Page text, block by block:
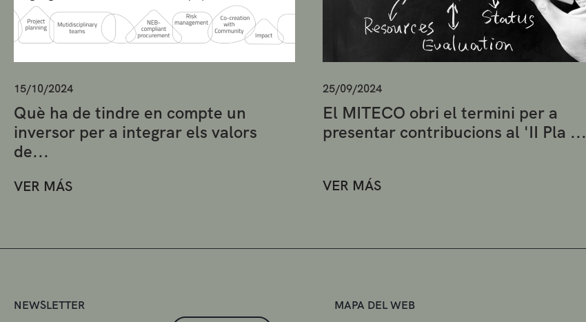
15/10/2024
Què ha de tindre en compte un
inversor per a integrar els valors
de...
VER MÁS
25/09/2024
El MITECO obri el termini per a
presentar contribucions al 'II Pla ...
VER MÁS
NEWSLETTER
MAPA DEL WEB